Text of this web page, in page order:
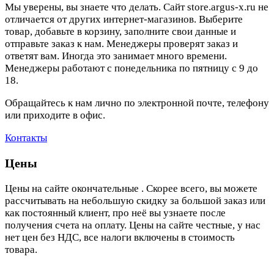
Мы уверены, вы знаете что делать. Сайт store.argus-x.ru не
отличается от других интернет-магазинов. Выберите
товар, добавьте в корзину, заполните свои данные и
отправьте заказ к нам. Менеджеры проверят заказ и
ответят вам. Иногда это занимает много времени.
Менеджеры работают с понедельника по пятницу с 9 до
18.
Обращайтесь к нам лично по электронной почте, телефону
или приходите в офис.
Контакты
Цены
Цены на сайте окончательные . Скорее всего, вы можете
рассчитывать на небольшую скидку за большой заказ или
как постоянный клиент, про неё вы узнаете после
получения счета на оплату. Цены на сайте честные, у нас
нет цен без НДС, все налоги включены в стоимость
товара.